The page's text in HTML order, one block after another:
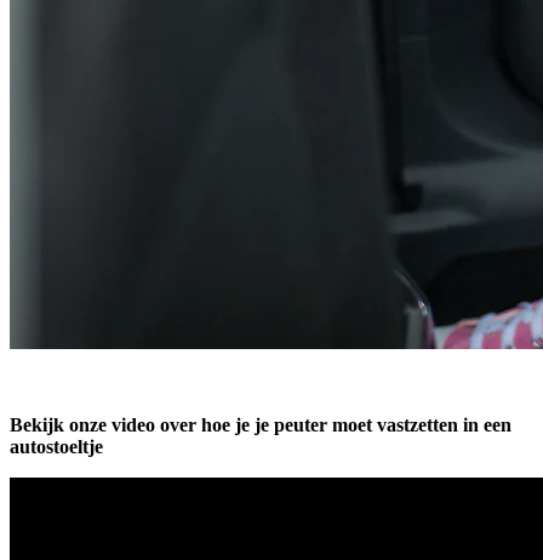
Bekijk onze video over hoe je je peuter moet vastzetten in een
autostoeltje